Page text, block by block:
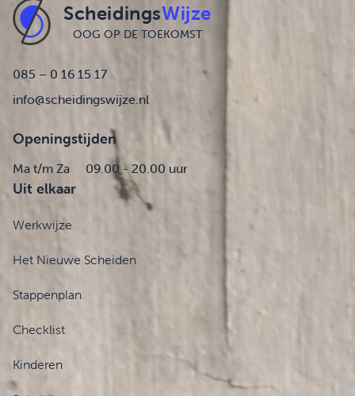
ScheidingsWijze
OOG OP DE TOEKOMST
085 – 0 16 15 17
info@scheidingswijze.nl
Openingstijden
Ma t/m Za 09.00 - 20.00 uur
Uit elkaar
Werkwijze
Het Nieuwe Scheiden
Stappenplan
Checklist
Kinderen